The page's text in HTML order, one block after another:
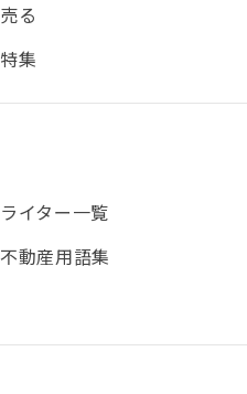
売る
特集
ライター一覧
不動産用語集